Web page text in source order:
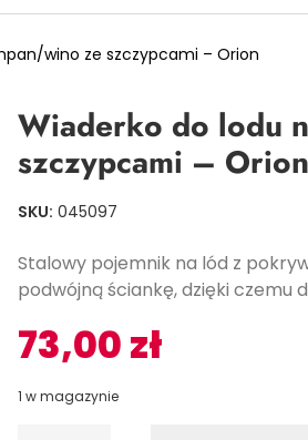
wino ze szczypcami – Orion
Wiaderko do lodu
szczypcami – Orion
SKU: 045097
Stalowy pojemnik na lód z
podwójną ściankę, dzięki czemu
73,00zł
1 w magazynie